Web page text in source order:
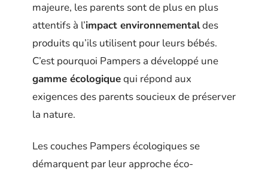
majeure, les parents sont de plus en plus
attentifs à l’impact environnementaldes
produits qu’ils utilisent pour leurs bébés.
C’est pourquoi Pampers a développé une
gamme écologiquequi répond aux
exigences des parents soucieux de préserver
la nature.
Les couches Pampers écologiques se
démarquent par leur approche éco-